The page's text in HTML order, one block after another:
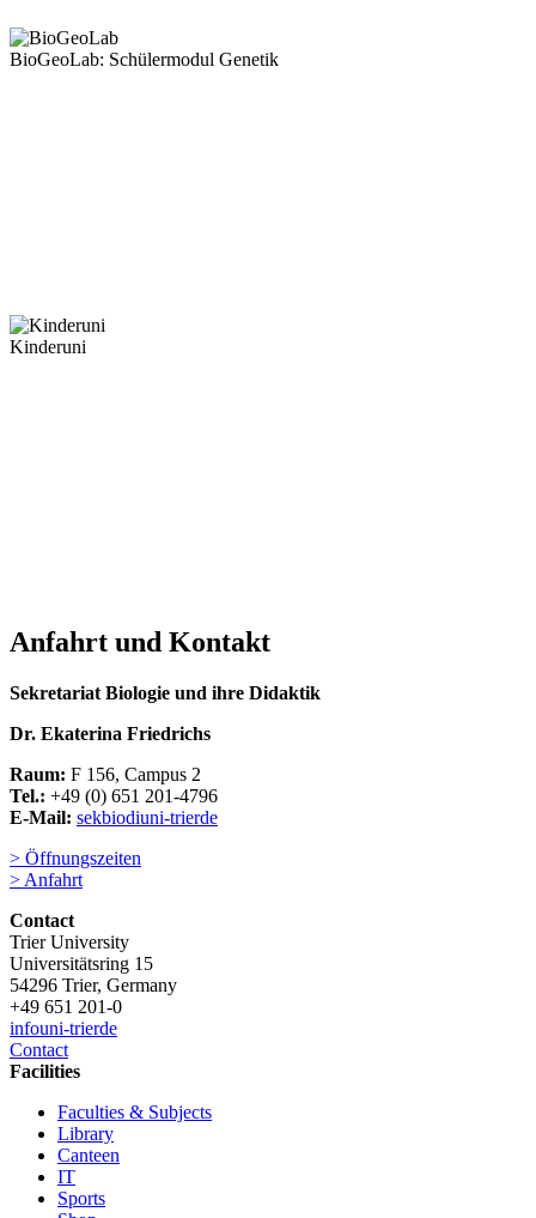
BioGeoLab: Schülermodul Genetik
Kinderuni
Anfahrt und Kontakt
Sekretariat Biologie und ihre Didaktik
Dr. Ekaterina Friedrichs
Raum: F 156, Campus 2
Tel.: +49 (0) 651 201-4796
E-Mail: sekbiodiuni-trierde
> Öffnungszeiten
> Anfahrt
Contact
Trier University
Universitätsring 15
54296 Trier, Germany
+49 651 201-0
infouni-trierde
Contact
Facilities
Faculties & Subjects
Library
Canteen
IT
Sports